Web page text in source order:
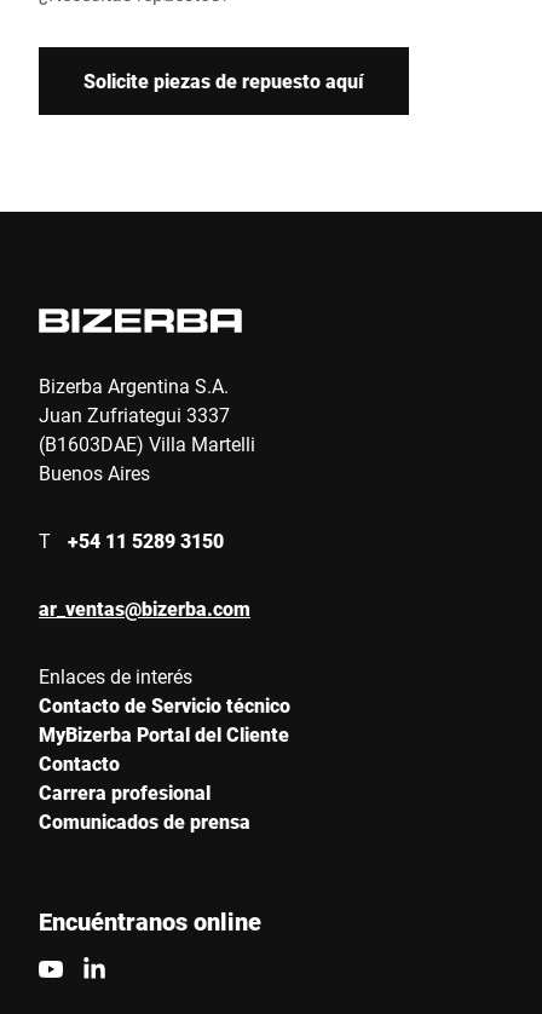
Código postal *
Email *
Teléfono
Escríbenos tu mensaje *
Por la presente confirmo que acepto el uso de mis datos para
procesar esta solicitud Se puede encontrar más información en
Anti-Robot Verification
Solicite piezas de repuesto aquí
Bizerba Argentina S.A.
Juan Zufriategui 3337
(B1603DAE) Villa Martelli
Buenos Aires
T +54 11 5289 3150
ar_ventas@bizerba.com
Enlaces de interés
Contacto de Servicio técnico
MyBizerba Portal del Cliente
Contacto
Carrera profesional
Comunicados de prensa
Encuéntranos online